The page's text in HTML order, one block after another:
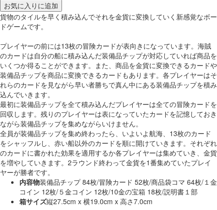
お気に入りに追加
貨物のタイルを早く積み込んでそれを金貨に変換していく新感覚なボー
ドゲームです。
プレイヤーの前には13枚の冒険カードが表向きになっています。海賊
のカードは自分の船に積み込んだ装備品チップが対応していれば商品を
いくつか得ることができます。また、商品を金貨に変換できるカードや
装備品チップを商品に変換できるカードもあります。各プレイヤーはそ
れらのカードを見ながら早い者勝ちで真ん中にある装備品チップを積み
込んでいきます。
最初に装備品チップを全て積み込んだプレイヤーは全ての冒険カードを
回収します。残りのプレイヤーは表になっていたカードを記憶しておき
ながら装備品チップを集めながらいけません。
全員が装備品チップを集め終わったら、いよいよ航海、13枚のカード
をシャッフルし、赤い船以外のカードを順に開けていきます。それぞれ
のカードに書かれた効果を適用するか各プレイヤーは集めていき、金貨
を増やしていきます。2ラウンド終わって金貨を1番集めていたプレイ
ヤーが勝者です。
内容物装備品チップ 84枚/冒険カード 52枚/商品袋コマ 64枚/１金
コイン 12枚/５金コイン 12枚/10金の宝箱 18枚/説明書１部
箱サイズ縦27.5cm x 横19.0cm x 高さ7.0cm